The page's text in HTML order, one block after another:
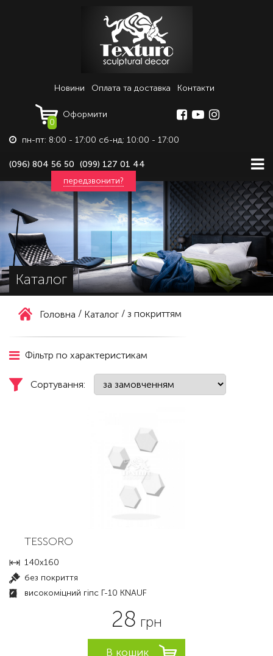
Новини Оплата та доставка Контакти
Оформити
0
пн-пт: 8:00 - 17:00 сб-нд: 10:00 - 17:00
(096) 804 56 50 (099) 127 01 44
передзвонити?
Каталог
Головна / Каталог / з покриттям
Фільтр по характеристикам
Сортування:
TESSORO
140x160
без покриття
високоміцний гіпс Г-10 KNAUF
28 грн